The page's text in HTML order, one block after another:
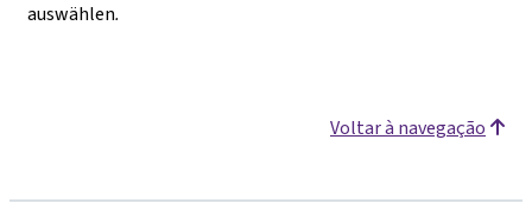
auswählen.
Voltar à navegação